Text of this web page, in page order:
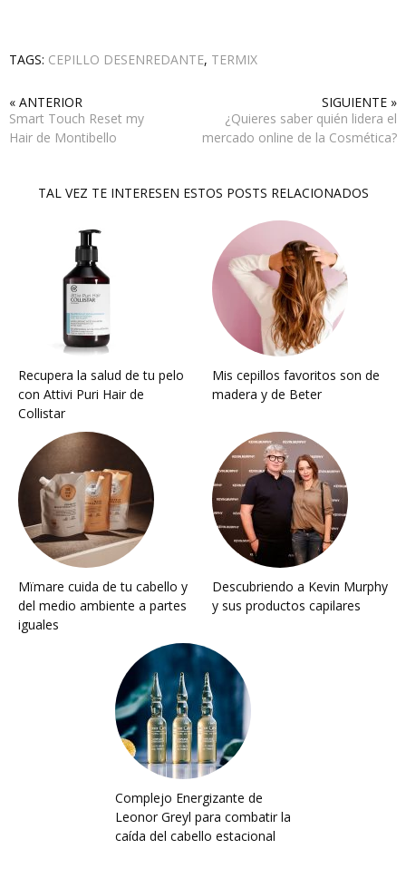
TAGS: CEPILLO DESENREDANTE, TERMIX
« ANTERIOR
Smart Touch Reset my
Hair de Montibello
SIGUIENTE »
¿Quieres saber quién lidera el
mercado online de la Cosmética?
TAL VEZ TE INTERESEN ESTOS POSTS RELACIONADOS
Recupera la salud de tu pelo
con Attivi Puri Hair de
Collistar
Mis cepillos favoritos son de
madera y de Beter
Mïmare cuida de tu cabello y
del medio ambiente a partes
iguales
Descubriendo a Kevin Murphy
y sus productos capilares
Complejo Energizante de
Leonor Greyl para combatir la
caída del cabello estacional